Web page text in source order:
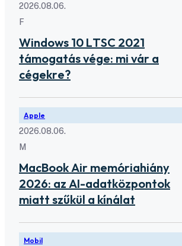
2026.08.06.
F
Windows 10 LTSC 2021
támogatás vége: mi vár a
cégekre?
Apple
2026.08.06.
M
MacBook Air memóriahiány
2026: az AI-adatközpontok
miatt szűkül a kínálat
Mobil